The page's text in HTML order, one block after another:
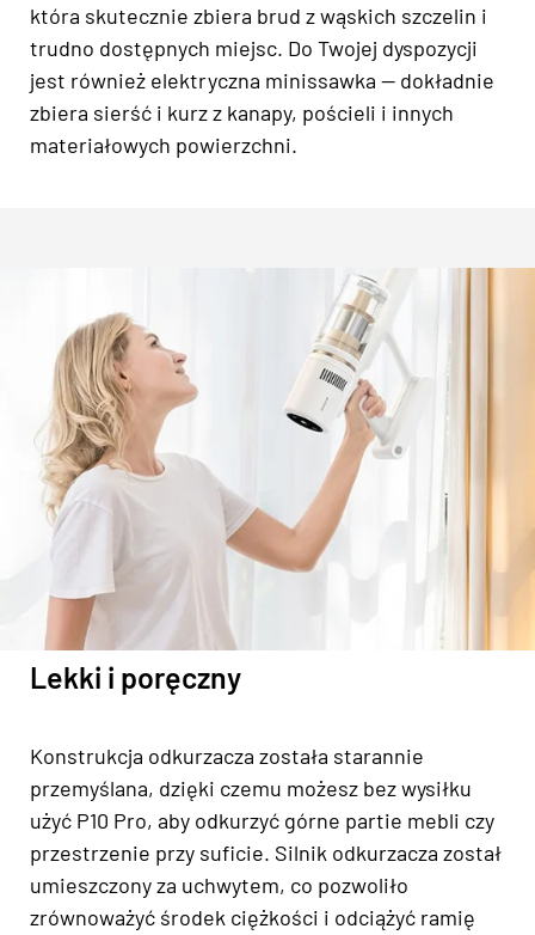
która skutecznie zbiera brud z wąskich szczelin i
trudno dostępnych miejsc. Do Twojej dyspozycji
jest również elektryczna minissawka — dokładnie
zbiera sierść i kurz z kanapy, pościeli i innych
materiałowych powierzchni.
Lekki i poręczny
Konstrukcja odkurzacza została starannie
przemyślana, dzięki czemu możesz bez wysiłku
użyć P10 Pro, aby odkurzyć górne partie mebli czy
przestrzenie przy suficie. Silnik odkurzacza został
umieszczony za uchwytem, co pozwoliło
zrównoważyć środek ciężkości i odciążyć ramię